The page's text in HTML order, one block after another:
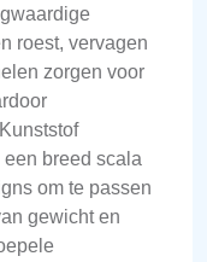
roest, vervagen
zorgen voor
breed scala
om te passen
gewicht en